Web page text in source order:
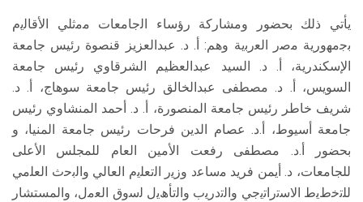
يأتي ذلك بحضور ومشاركة رؤﺳﺎء اﻟﺟﺎﻣﻌﺎت ﻣﻣﺛﻠﻲ اﻷﻗﺎﻟﯾم
ﺑﺟﻣﮭورﯾﺔ ﻣﺻر اﻟﻌرﺑﯾﺔ وهم: أ. د. عبدالعزيز قنصوة رئيس جامعة
الإسكندرية، أ. د. السيد عبدالعظيم الشرقاوي رئيس جامعة
السويس، أ. د. مصطفى عبدالخالق رئيس جامعة سوهاج، أ. د.
شريف خاطر رئيس جامعة المنصورة، أ. د. أحمد المنشاوي رئيس
جامعة أسيوط، أ.د. عصام الدين فرحات رئيس جامعة المنيا، و
بحضور أ.د. مصطفى رفعت الأمين العام للمجلس الأعلى
للجامعات، د. أيمن فريد ﻣﺳﺎﻋد وزﯾر اﻟﺗﻌﻠﯾم اﻟﻌﺎﻟﻲ واﻟﺑﺣث اﻟﻌﻠﻣﻲ
ﻟﻠﺗﺧطﯾط اﻻﺳﺗراﺗﯾﺟﻲ واﻟﺗدرﯾب واﻟﺗﺄھﯾل ﻟﺳوق اﻟﻌﻣل، والمستشار